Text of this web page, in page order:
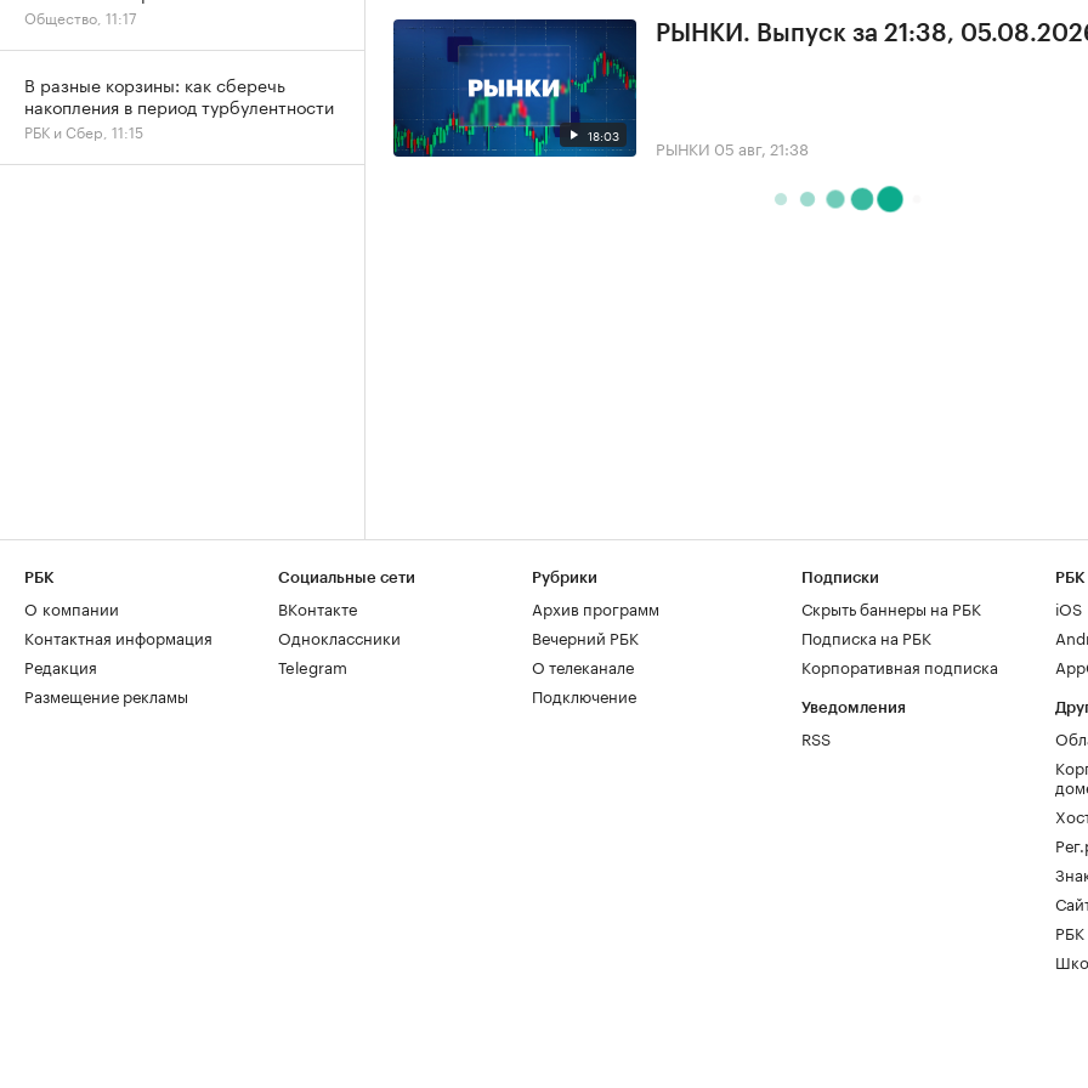
18:03
РЫНКИ. Выпуск за 21:38,
РЫНКИ 05 авг, 21:38
Общество, 11:17
В разные корзины: как сберечь
накопления в период турбулентности
РБК и Сбер, 11:15
РБК
О компании
Контактная информация
Редакция
Размещение рекламы
Социальные сети
ВКонтакте
Одноклассники
Telegram
Рубрики
Архив программ
Вечерний РБК
О телеканале
Подключение
Подписки
Скрыть баннеры на РБК
Подписка на РБК
Корпоративная подписка
Уведомления
RSS
РБК
iOS